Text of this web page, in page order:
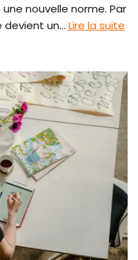
nouvelle norme. Par
devient un… Lire la suite